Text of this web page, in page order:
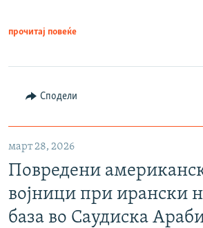
прочитај повеќе
Сподели
март 28, 2026
Повредени
војници при ирански
база во Саудиска